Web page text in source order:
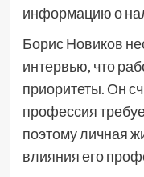
информацию о
Борис Новиков
интервью, что
приоритеты. Он
профессия
поэтому личная
влияния его